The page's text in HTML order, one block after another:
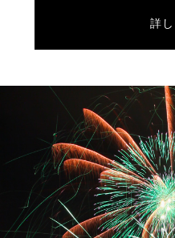
詳